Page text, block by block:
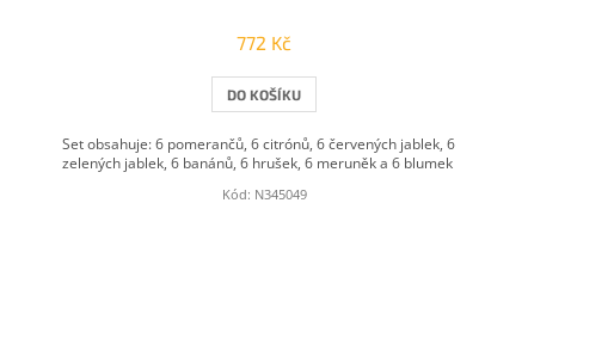
772 Kč
DO KOŠÍKU
Set obsahuje: 6 pomerančů, 6 citrónů, 6 červených jablek, 6
zelených jablek, 6 banánů, 6 hrušek, 6 meruněk a 6 blumek
Kód: N345049